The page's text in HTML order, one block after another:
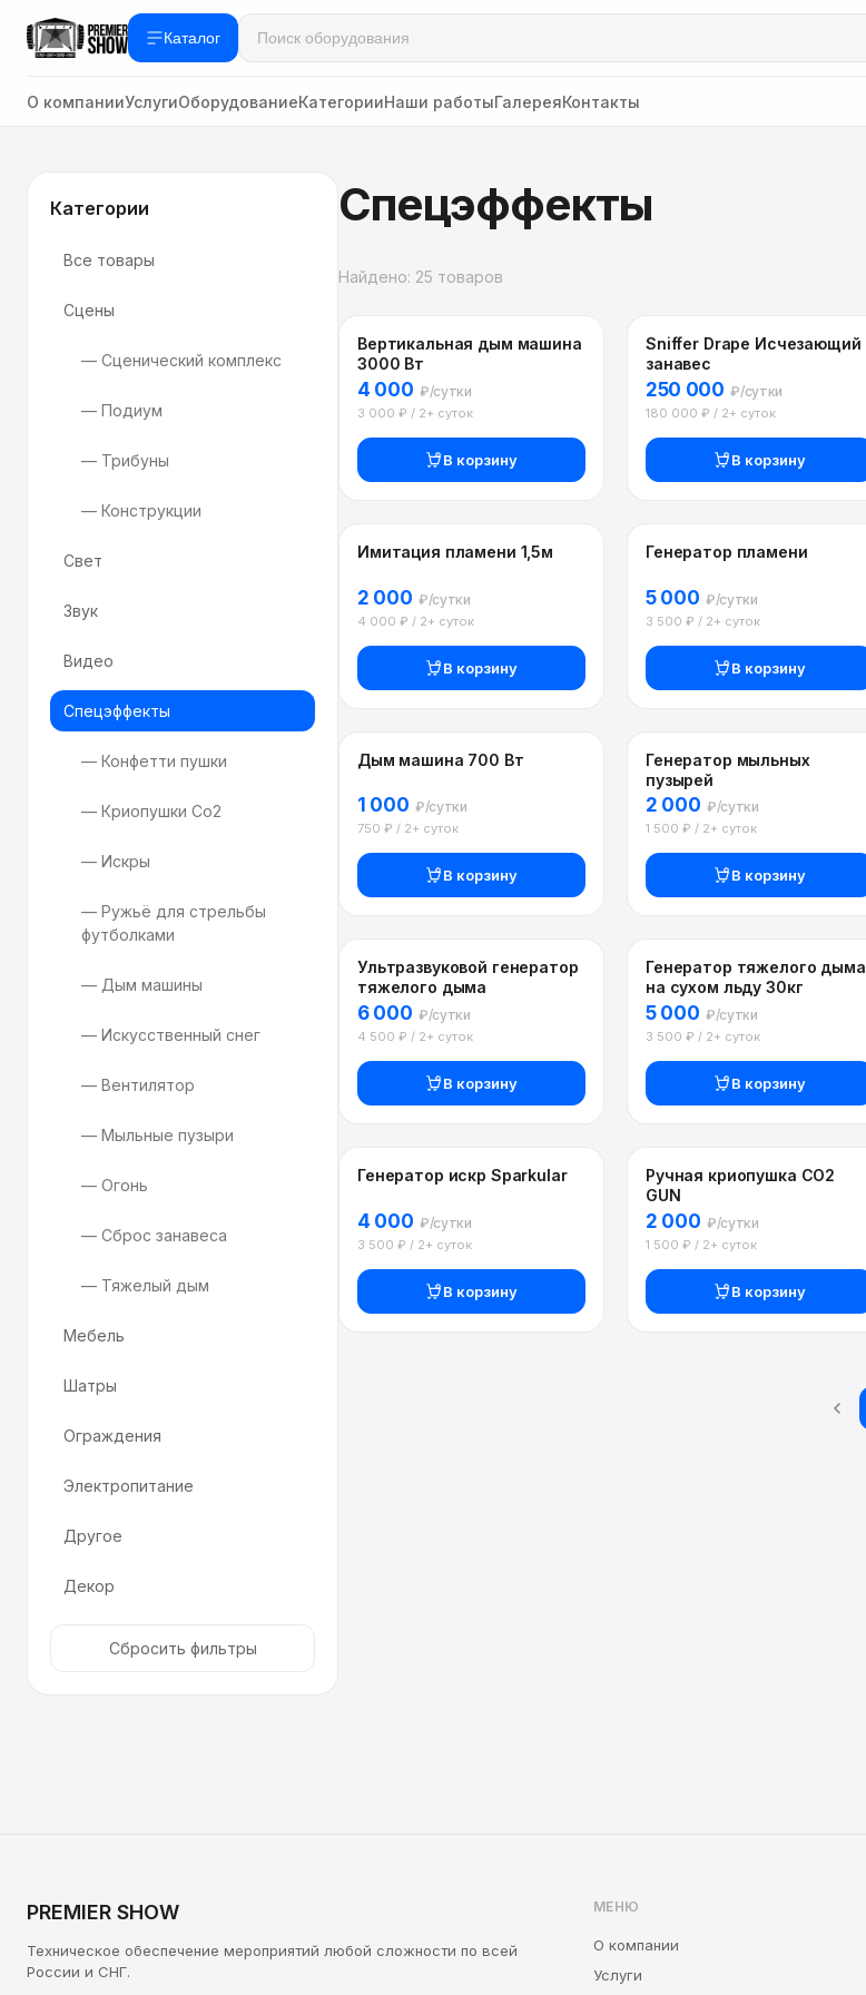
Каталог
О компанииУслугиОборудованиеКатегорииНаши работыГалереяКонтакты
Категории
Все товары
Сцены
— Сценический комплекс
— Подиум
— Трибуны
— Конструкции
Свет
Звук
Видео
Спецэффекты
— Конфетти пушки
— Криопушки Со2
— Искры
— Ружьё для стрельбы
футболками
— Дым машины
— Искусственный снег
— Вентилятор
— Мыльные пузыри
— Огонь
— Сброс занавеса
— Тяжелый дым
Мебель
Шатры
Ограждения
Электропитание
Другое
Декор
Сбросить фильтры
Спецэффекты
Найдено: 25 товаров
Вертикальная дым машина
3000 Вт
4 000 ₽/сутки
3 000 ₽ / 2+ суток
В корзину
Sniffer Drape Исчезающий
занавес
250 000 ₽/сутки
180 000 ₽ / 2+ суток
В корзину
Имитация пламени 1,5м
2 000 ₽/сутки
4 000 ₽ / 2+ суток
В корзину
Генератор пламени
5 000 ₽/сутки
3 500 ₽ / 2+ суток
В корзину
Дым машина 700 Вт
1 000 ₽/сутки
750 ₽ / 2+ суток
В корзину
Генератор мыльных
пузырей
2 000 ₽/сутки
1 500 ₽ / 2+ суток
В корзину
Ультразвуковой генератор
тяжелого дыма
6 000 ₽/сутки
4 500 ₽ / 2+ суток
В корзину
Генератор тяжелого дыма
на сухом льду 30кг
5 000 ₽/сутки
3 500 ₽ / 2+ суток
В корзину
Генератор искр Sparkular
4 000 ₽/сутки
3 500 ₽ / 2+ суток
В корзину
Ручная криопушка CO2
GUN
2 000 ₽/сутки
1 500 ₽ / 2+ суток
В корзину
PREMIER SHOW
Техническое обеспечение мероприятий любой сложности по всей
России и СНГ.
МЕНЮ
О компании
Услуги